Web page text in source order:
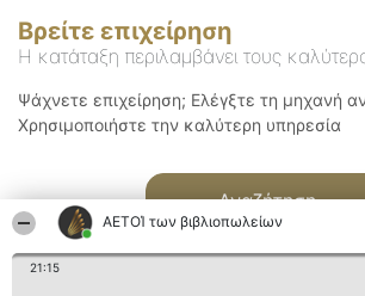
ΑΕΤΟΊ των βιβλιοπωλείων
21:15
Βρείτε επιχείρηση
Η κατάταξη περιλαμβάνει τους
Ψάχνετε επιχείρηση; Ελέγξτε τη μηχανή
Χρησιμοποιήστε την καλύτερη υπηρεσία
Αναζήτηση